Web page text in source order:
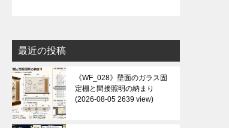
最近の投稿
《WF_028》壁面のガラス固
定棚と間接照明の納まり
2026-08-05 2639 view